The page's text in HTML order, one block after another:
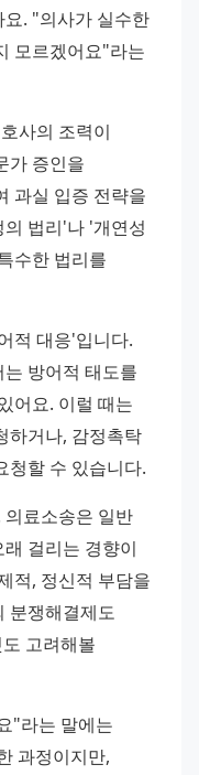
. "의사가 실수한
모르겠어요"라는
사의 조력이
가 증인을
과실 입증 전략을
법리'나 '개연성
수한 법리를
적 대응'입니다.
방어적 태도를
어요. 이럴 때는
하거나, 감정촉탁
청할 수 있습니다.
료소송은 일반
걸리는 경향이
적, 정신적 부담을
분쟁해결제도
고려해볼
"라는 말에는
과정이지만,